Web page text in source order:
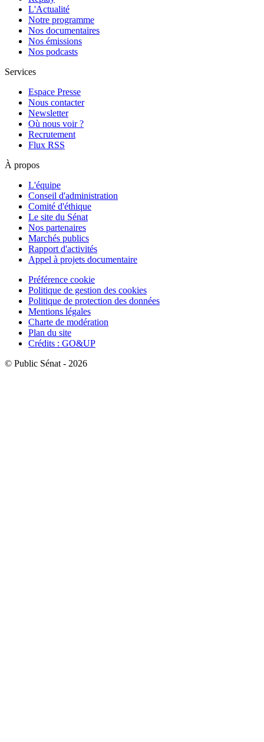
L'Actualité
Notre programme
Nos documentaires
Nos émissions
Nos podcasts
Services
Espace Presse
Nous contacter
Newsletter
Où nous voir ?
Recrutement
Flux RSS
À propos
L'équipe
Conseil d'administration
Comité d'éthique
Le site du Sénat
Nos partenaires
Marchés publics
Rapport d'activités
Appel à projets documentaire
Préférence cookie
Politique de gestion des cookies
Politique de protection des données
Mentions légales
Charte de modération
Plan du site
Crédits : GO&UP
© Public Sénat - 2026